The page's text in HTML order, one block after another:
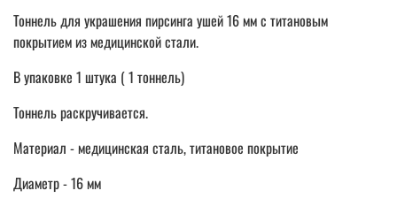
Тоннель для украшения пирсинга ушей 16 мм с титановым
покрытием из медицинской стали.
В упаковке 1 штука ( 1 тоннель)
Тоннель раскручивается.
Материал - медицинская сталь, титановое покрытие
Диаметр - 16 мм